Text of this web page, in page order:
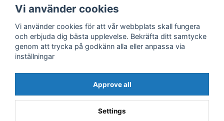
Norweigan customers
Cookies
FOLLOW US
Facebook
Instagram
Youtube
Vi använder cookies
Vi använder cookies för att vår webbplats skall fungera
och erbjuda dig bästa upplevelse. Bekräfta ditt samtycke
genom att trycka på godkänn alla eller anpassa via
inställningar
Approve all
Settings